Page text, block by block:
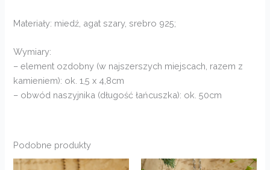
Materiały: miedź, agat szary, srebro 925;
Wymiary:
– element ozdobny (w najszerszych miejscach, razem z
kamieniem): ok. 1,5 x 4,8cm
– obwód naszyjnika (długość łańcuszka): ok. 50cm
Podobne produkty